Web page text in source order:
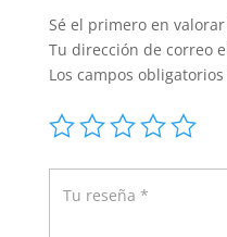
Sé el primero en valorar
Tu dirección de correo
Los campos